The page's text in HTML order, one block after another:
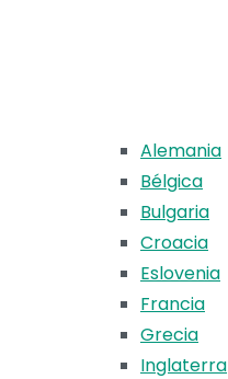
Alemania
Bélgica
Bulgaria
Croacia
Eslovenia
Francia
Grecia
Inglaterra